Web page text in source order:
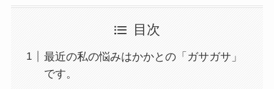
目次
最近の私の悩みはかかとの「ガサガサ」
です。